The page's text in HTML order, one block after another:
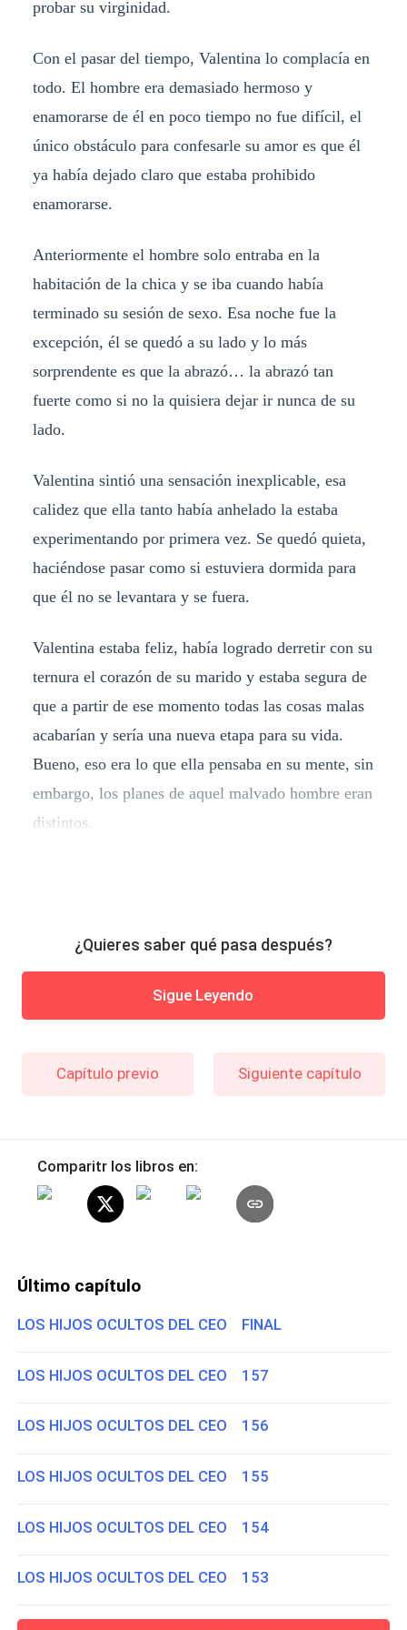
probar su virginidad.
Con el pasar del tiempo, Valentina lo complacía en
todo. El hombre era demasiado hermoso y
enamorarse de él en poco tiempo no fue difícil, el
único obstáculo para confesarle su amor es que él
ya había dejado claro que estaba prohibido
enamorarse.
Anteriormente el hombre solo entraba en la
habitación de la chica y se iba cuando había
terminado su sesión de sexo. Esa noche fue la
excepción, él se quedó a su lado y lo más
sorprendente es que la abrazó… la abrazó tan
fuerte como si no la quisiera dejar ir nunca de su
lado.
Valentina sintió una sensación inexplicable, esa
calidez que ella tanto había anhelado la estaba
experimentando por primera vez. Se quedó quieta,
haciéndose pasar como si estuviera dormida para
que él no se levantara y se fuera.
Valentina estaba feliz, había logrado derretir con su
ternura el corazón de su marido y estaba segura de
que a partir de ese momento todas las cosas malas
acabarían y sería una nueva etapa para su vida.
Bueno, eso era lo que ella pensaba en su mente, sin
embargo, los planes de aquel malvado hombre eran
distintos.
¿Quieres saber qué pasa después?
Sigue Leyendo
Capítulo previo Siguiente capítulo
Comparitr los libros en:
Último capítulo
LOS HIJOS OCULTOS DEL CEO FINAL
LOS HIJOS OCULTOS DEL CEO 157
LOS HIJOS OCULTOS DEL CEO 156
LOS HIJOS OCULTOS DEL CEO 155
LOS HIJOS OCULTOS DEL CEO 154
LOS HIJOS OCULTOS DEL CEO 153